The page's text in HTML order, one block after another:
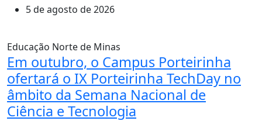
5 de agosto de 2026
Educação Norte de Minas
Em outubro, o Campus Porteirinha
ofertará o IX Porteirinha TechDay no
âmbito da Semana Nacional de
Ciência e Tecnologia